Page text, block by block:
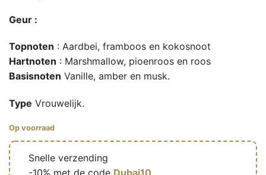
Geur :
Topnoten : Aardbei, framboos en kokosnoot
Hartnoten : Marshmallow, pioenroos en roos
Basisnoten Vanille, amber en musk.
Type Vrouwelijk.
Op voorraad
Snelle verzending
-10% met de code Dubai10